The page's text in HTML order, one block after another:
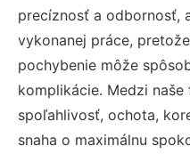
precíznosť a odbornosť,
vykonanej práce,
pochybenie môže
komplikácie. Medzi
spoľahlivosť, ochota,
snaha o maximálnu